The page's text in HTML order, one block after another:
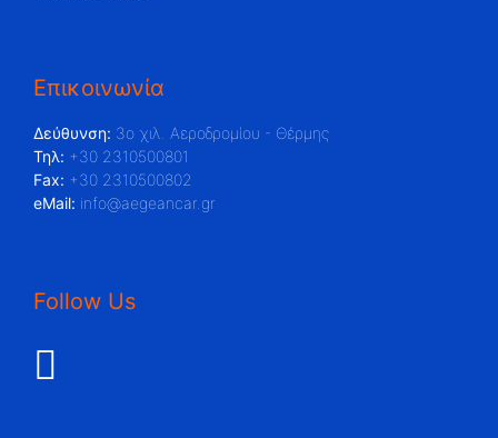
Επικοινωνία
Δεύθυνση: 3ο χιλ. Αεροδρομίου - Θέρμης
Τηλ: +30 2310500801
Fax: +30 2310500802
eMail: info@aegeancar.gr
Follow Us